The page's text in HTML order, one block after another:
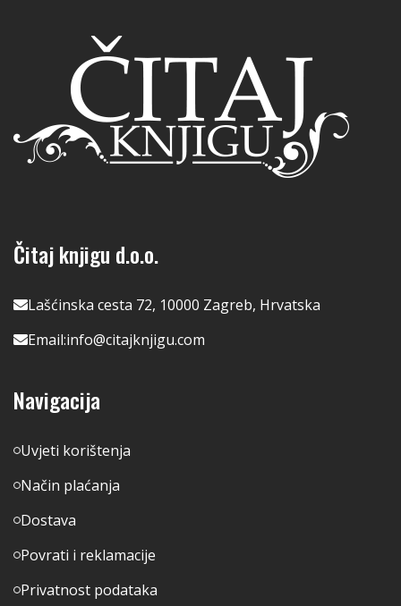
Čitaj knjigu d.o.o.
Lašćinska cesta 72, 10000 Zagreb, Hrvatska
Email:info@citajknjigu.com
Navigacija
Uvjeti korištenja
Način plaćanja
Dostava
Povrati i reklamacije
Privatnost podataka